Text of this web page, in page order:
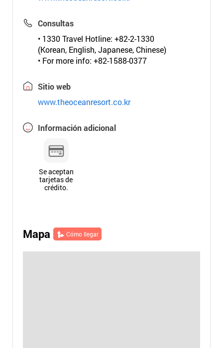
Consultas
• 1330 Travel Hotline: +82-2-1330
(Korean, English, Japanese, Chinese)
• For more info: +82-1588-0377
Sitio web
www.theoceanresort.co.kr
Información adicional
Se aceptan
tarjetas de
crédito.
Mapa Cómo llegar